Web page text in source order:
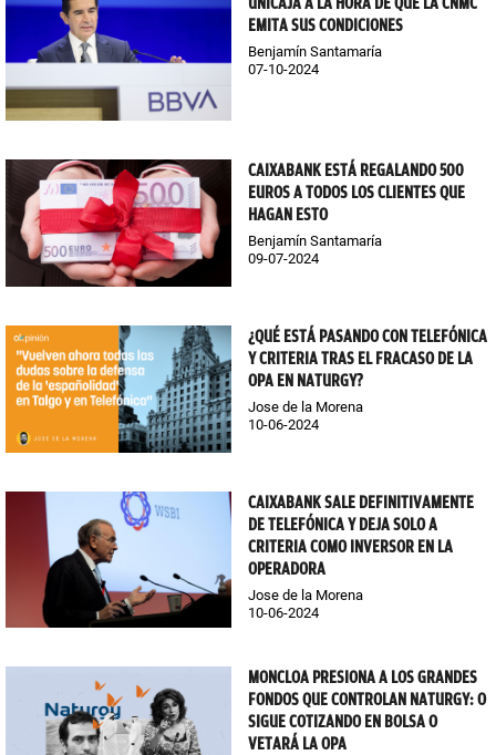
EMITA SUS CONDICIONES
Benjamín Santamaría
07-10-2024
CAIXABANK ESTÁ REGALANDO 500
EUROS A TODOS LOS CLIENTES QUE
HAGAN ESTO
Benjamín Santamaría
09-07-2024
¿QUÉ ESTÁ PASANDO CON TELEFÓNICA
Y CRITERIA TRAS EL FRACASO DE LA
OPA EN NATURGY?
Jose de la Morena
10-06-2024
CAIXABANK SALE DEFINITIVAMENTE
DE TELEFÓNICA Y DEJA SOLO A
CRITERIA COMO INVERSOR EN LA
OPERADORA
Jose de la Morena
10-06-2024
MONCLOA PRESIONA A LOS GRANDES
FONDOS QUE CONTROLAN NATURGY: O
SIGUE COTIZANDO EN BOLSA O
VETARÁ LA OPA